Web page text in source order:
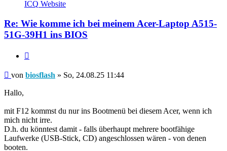
biosflash
ICQ Website
Re: Wie komme ich bei meinem Acer-Laptop A515-
51G-39H1 ins BIOS
Beitrag
von biosflash » So, 24.08.25 11:44
Hallo,
mit F12 kommst du nur ins Bootmenü bei diesem Acer, wenn ich
mich nicht irre.
D.h. du könntest damit - falls überhaupt mehrere bootfähige
Laufwerke (USB-Stick, CD) angeschlossen wären - von denen
booten.